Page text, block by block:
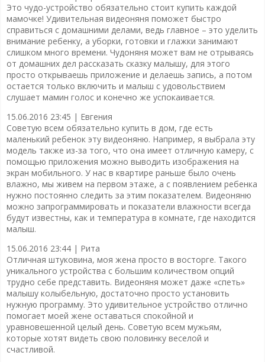
Это чудо-устройство обязательно стоит купить каждой
мамочке! Удивительная видеоняня поможет быстро
справиться с домашними делами, ведь главное – это уделить
внимание ребенку, а уборки, готовки и глажки занимают
слишком много времени. Чудоняня может вам не отрываясь
от домашних дел рассказать сказку малышу, для этого
просто открываешь приложение и делаешь запись, а потом
остается только включить и малыш с удовольствием
слушает мамин голос и конечно же успокаивается.
15.06.2016 23:45 | Евгения
Советую всем обязательно купить в дом, где есть
маленький ребенок эту видеоняню. Например, я выбрала эту
модель также из-за того, что она имеет отличную камеру, с
помощью приложения можно выводить изображения на
экран мобильного. У нас в квартире раньше было очень
влажно, мы живем на первом этаже, а с появлением ребенка
нужно постоянно следить за этим показателем. Видеоняню
можно запрограммировать и показатели влажности всегда
будут известны, как и температура в комнате, где находится
малыш.
15.06.2016 23:44 | Рита
Отличная штуковина, моя жена просто в восторге. Такого
уникального устройства с большим количеством опций
трудно себе представить. Видеоняня может даже «спеть»
малышу колыбельную, достаточно просто установить
нужную программу. Это удивительное устройство отлично
помогает моей жене оставаться спокойной и
уравновешенной целый день. Советую всем мужьям,
которые хотят видеть свою половинку веселой и
счастливой.